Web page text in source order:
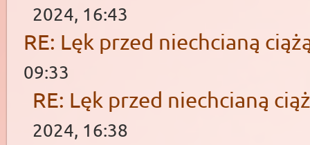
2024, 16:43
RE: Lęk przed niechcianą
09:33
RE: Lęk przed niechcianą
2024, 16:38